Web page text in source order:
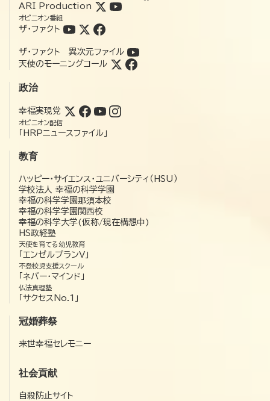
ARI Production
オピニオン番組
ザ・ファクト
ザ・ファクト 異次元ファイル
天使のモーニングコール
政治
幸福実現党
オピニオン配信
「HRPニュースファイル」
教育
ハッピー・サイエンス・ユニバーシティ（HSU）
学校法人 幸福の科学学園
幸福の科学学園那須本校
幸福の科学学園関西校
幸福の科学大学(仮称/現在構想中)
HS政経塾
天使を育てる幼児教育
「エンゼルプランV」
不登校児支援スクール
「ネバー・マインド」
仏法真理塾
「サクセスNo.1」
冠婚葬祭
来世幸福セレモニー
社会貢献
自殺防止サイト